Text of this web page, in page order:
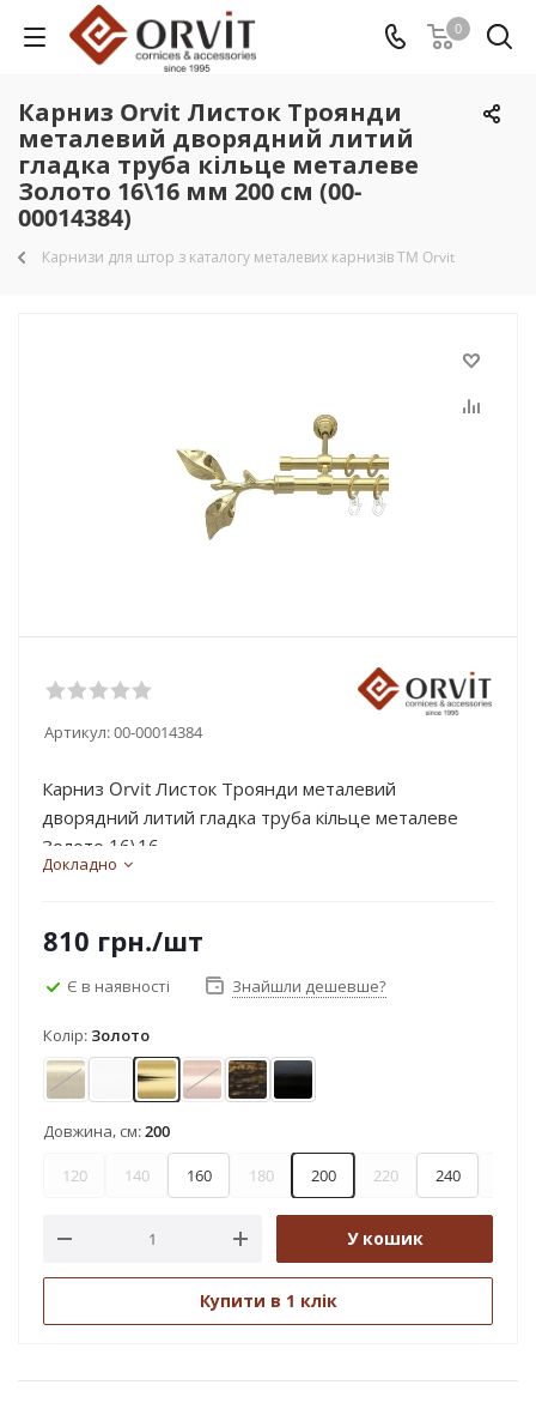
0
Карниз Orvit Листок Троянди
металевий дворядний литий
гладка труба кільце металеве
Золото 16\16 мм 200 см (00-
00014384)
Карнизи для штор з каталогу металевих карнизів TM Orvit
Артикул:00-00014384
Карниз Orvit Листок Троянди металевий
дворядний литий гладка труба кільце металеве
Золото 16\16...
Докладно
810 грн./шт
Є в наявності Знайшли дешевше?
Колір: Золото
Антик АрктісЗолотоМідь Чорне золотоЧорний оксамит
Довжина, см:200
120 140 160 180 200 220 240
У кошик
Купити в 1 клік